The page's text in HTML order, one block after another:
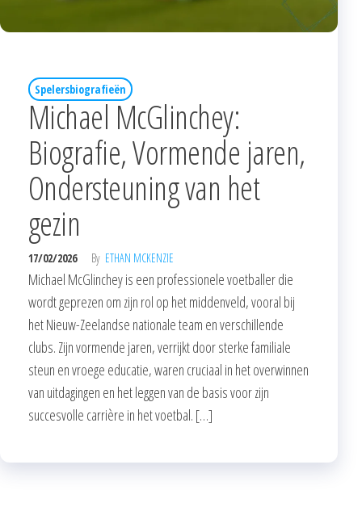
Spelersbiografieën
Michael McGlinchey:
Biografie, Vormende jaren,
Ondersteuning van het
gezin
17/02/2026 By ETHAN MCKENZIE
Michael McGlinchey is een professionele voetballer die
wordt geprezen om zijn rol op het middenveld, vooral bij
het Nieuw-Zeelandse nationale team en verschillende
clubs. Zijn vormende jaren, verrijkt door sterke familiale
steun en vroege educatie, waren cruciaal in het overwinnen
van uitdagingen en het leggen van de basis voor zijn
succesvolle carrière in het voetbal. […]